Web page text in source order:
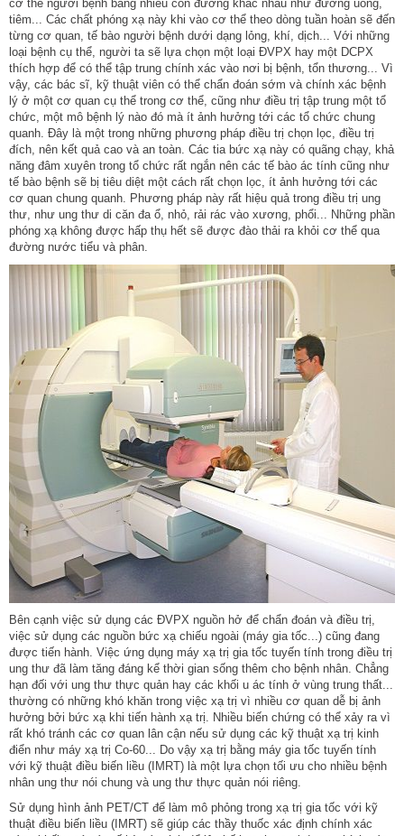
cơ thể người bệnh bằng nhiều con đường khác nhau như đường uống,
tiêm... Các chất phóng xạ này khi vào cơ thể theo dòng tuần hoàn sẽ đến
từng cơ quan, tế bào người bệnh dưới dạng lỏng, khí, dịch... Với những
loại bệnh cụ thể, người ta sẽ lựa chọn một loại ÐVPX hay một DCPX
thích hợp để có thể tập trung chính xác vào nơi bị bệnh, tổn thương... Vì
vậy, các bác sĩ, kỹ thuật viên có thể chẩn đoán sớm và chính xác bệnh
lý ở một cơ quan cụ thể trong cơ thể, cũng như điều trị tập trung một tổ
chức, một mô bệnh lý nào đó mà ít ảnh hưởng tới các tổ chức chung
quanh. Ðây là một trong những phương pháp điều trị chọn lọc, điều trị
đích, nên kết quả cao và an toàn. Các tia bức xạ này có quãng chạy, khả
năng đâm xuyên trong tổ chức rất ngắn nên các tế bào ác tính cũng như
tế bào bệnh sẽ bị tiêu diệt một cách rất chọn lọc, ít ảnh hưởng tới các
cơ quan chung quanh. Phương pháp này rất hiệu quả trong điều trị ung
thư, như ung thư di căn đa ổ, nhỏ, rải rác vào xương, phổi... Những phần
phóng xạ không được hấp thụ hết sẽ được đào thải ra khỏi cơ thể qua
đường nước tiểu và phân.
Bên cạnh việc sử dụng các ÐVPX nguồn hở để chẩn đoán và điều trị,
việc sử dụng các nguồn bức xạ chiếu ngoài (máy gia tốc...) cũng đang
được tiến hành. Việc ứng dụng máy xạ trị gia tốc tuyến tính trong điều trị
ung thư đã làm tăng đáng kể thời gian sống thêm cho bệnh nhân. Chẳng
hạn đối với ung thư thực quản hay các khối u ác tính ở vùng trung thất...
thường có những khó khăn trong việc xạ trị vì nhiều cơ quan dễ bị ảnh
hưởng bởi bức xạ khi tiến hành xạ trị. Nhiều biến chứng có thể xảy ra vì
rất khó tránh các cơ quan lân cận nếu sử dụng các kỹ thuật xạ trị kinh
điển như máy xạ trị Co-60... Do vậy xạ trị bằng máy gia tốc tuyến tính
với kỹ thuật điều biến liều (IMRT) là một lựa chọn tối ưu cho nhiều bệnh
nhân ung thư nói chung và ung thư thực quản nói riêng.
Sử dụng hình ảnh PET/CT để làm mô phỏng trong xạ trị gia tốc với kỹ
thuật điều biến liều (IMRT) sẽ giúp các thầy thuốc xác định chính xác